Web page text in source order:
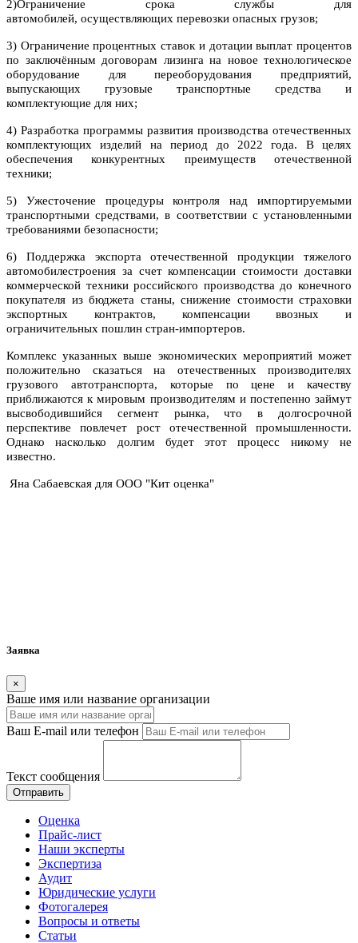
2)Ограничение срока службы для
автомобилей, осуществляющих перевозки опасных грузов;
3) Ограничение процентных ставок и дотации выплат процентов
по заключённым договорам лизинга на новое технологическое
оборудование для переоборудования предприятий,
выпускающих грузовые транспортные средства и
комплектующие для них;
4) Разработка программы развития производства отечественных
комплектующих изделий на период до 2022 года. В целях
обеспечения конкурентных преимуществ отечественной
техники;
5) Ужесточение процедуры контроля над импортируемыми
транспортными средствами, в соответствии с установленными
требованиями безопасности;
6) Поддержка экспорта отечественной продукции тяжелого
автомобилестроения за счет компенсации стоимости доставки
коммерческой техники российского производства до конечного
покупателя из бюджета станы, снижение стоимости страховки
экспортных контрактов, компенсации ввозных и
ограничительных пошлин стран-импортеров.
Комплекс указанных выше экономических мероприятий может
положительно сказаться на отечественных производителях
грузового автотранспорта, которые по цене и качеству
приближаются к мировым производителям и постепенно займут
высвободившийся сегмент рынка, что в долгосрочной
перспективе повлечет рост отечественной промышленности.
Однако насколько долгим будет этот процесс никому не
известно.
Яна Сабаевская для ООО "Кит оценка"
Заявка
×
Ваше имя или название организации
Ваш E-mail или телефон
Текст сообщения
Отправить
Оценка
Прайс-лист
Наши эксперты
Экспертиза
Аудит
Юридические услуги
Фотогалерея
Вопросы и ответы
Статьи